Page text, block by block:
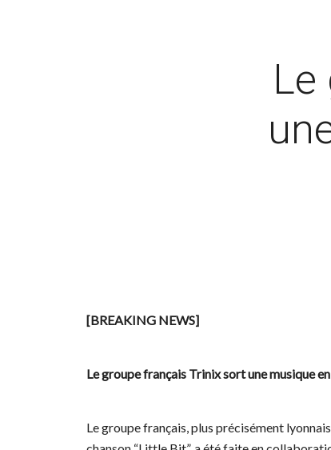
[BREAKING NEWS]
Le groupe français Trinix sort une musique
Le groupe français, plus précisément